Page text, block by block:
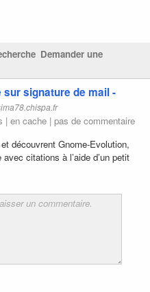
Demander une
sur signature de mail -
| en cache | pas de commentaire
découvrent Gnome-Evolution,
citations à l’aide d’un petit